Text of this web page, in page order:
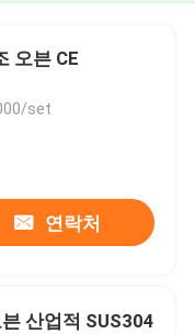
오븐 CE
set
연락처
산업적 SUS304